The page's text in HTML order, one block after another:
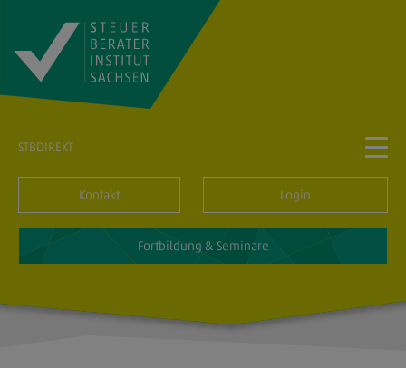
STBDIREKT
Kontakt Login
Fortbildung & Seminare